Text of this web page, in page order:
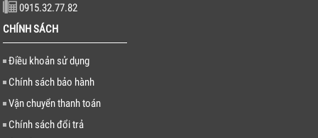
0915.32.77.82
CHÍNH SÁCH
Điều khoản sử dụng
Chính sách bảo hành
Vận chuyển thanh toán
Chính sách đổi trả